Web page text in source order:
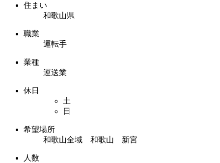
住まい
和歌山県
職業
運転手
業種
運送業
休日
土
日
希望場所
和歌山全域 和歌山 新宮
人数